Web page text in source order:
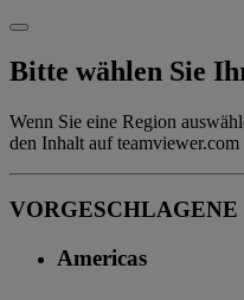
Bitte wählen Sie
Wenn Sie eine Region
den Inhalt auf teamviewer.com
Americas